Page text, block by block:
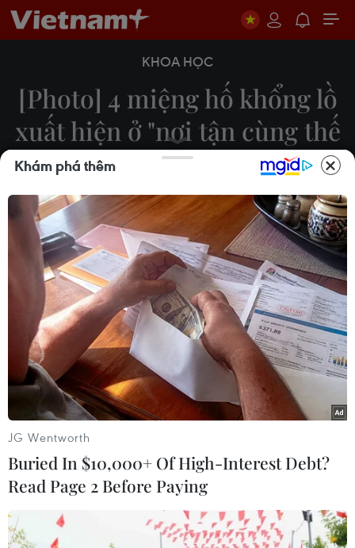
KHOA HỌC
[Photo] 4 miệng hố khổng lồ
xuất hiện ở "nơi tận cùng thế
giới"
Lâm Anh
25/02/2015 06:56
4 hố lớn bí ẩn mới xuất hiện tại khu vực bán đảo
Yamal thuộc vùng Siberia hoang vắng của Nga -
nơi 3 miệng hố lớn khác được phát hiện vào năm
ngoái. Đây cũng được xem là "nơi tận cùng thế
giới."
Khám phá thêm
JG Wentworth
Buried In $10,000+ Of High-Interest Debt?
Read Page 2 Before Paying